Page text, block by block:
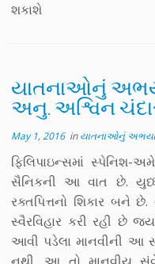
શકાશે
યાતનાઓનું
અનુ. અશ્વિન
May 1, 2016inયાતનાઓનું
ફિલિપાઇન્સમાં સ્પેનિશ-
સૈનિકની આ વાત છે.
રક્તપિત્તનો શિકાર બને
સ્વૈરવિહાર કરી રહી છે
આવી પડેલા માનવીની આ